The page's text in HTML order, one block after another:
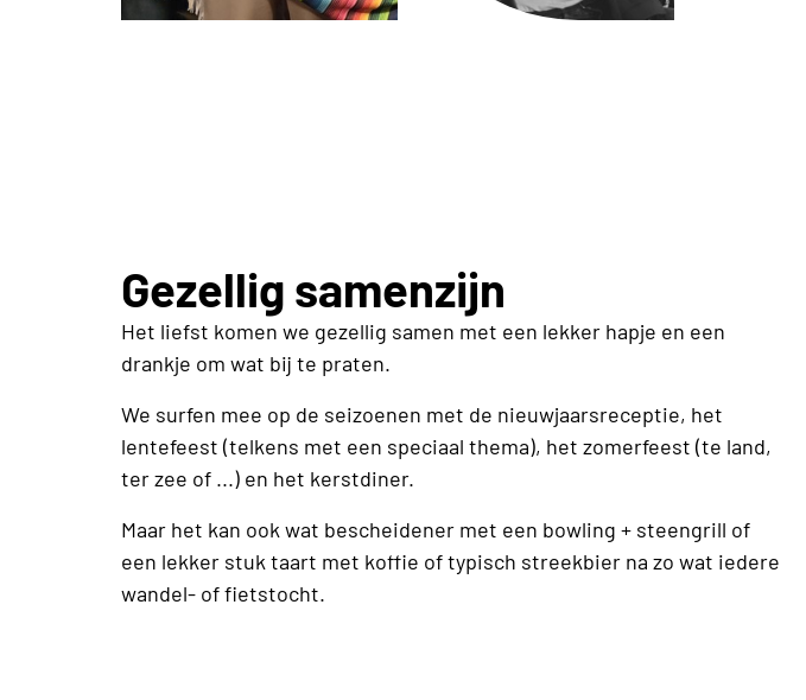
Gezellig samenzijn
Het liefst komen we gezellig samen met een lekker hapje en een
drankje om wat bij te praten.
We surfen mee op de seizoenen met de nieuwjaarsreceptie, het
lentefeest (telkens met een speciaal thema), het zomerfeest (te land,
ter zee of ...) en het kerstdiner.
Maar het kan ook wat bescheidener met een bowling + steengrill of
een lekker stuk taart met koffie of typisch streekbier na zo wat iedere
wandel- of fietstocht.